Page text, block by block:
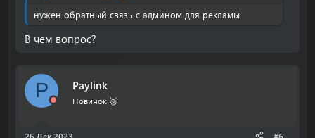
нужен обратный связь с админом для рекламы
В чем вопрос?
P Paylink
Новичок 🥉
26 Дек 2023 #6